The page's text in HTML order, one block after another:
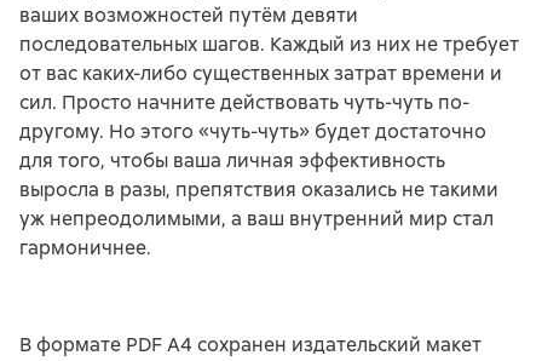
ваших возможностей путём девяти
последовательных шагов. Каждый из них не требует
от вас каких-либо существенных затрат времени и
сил. Просто начните действовать чуть-чуть по-
другому. Но этого «чуть-чуть» будет достаточно
для того, чтобы ваша личная эффективность
выросла в разы, препятствия оказались не такими
уж непреодолимыми, а ваш внутренний мир стал
гармоничнее.
В формате PDF A4 сохранен издательский макет